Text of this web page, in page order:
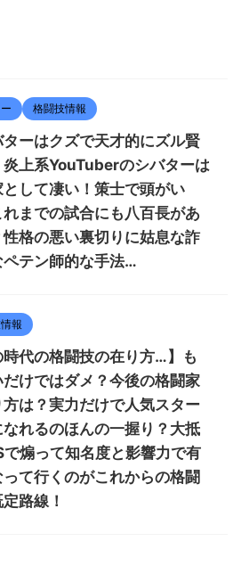
格闘技情報
ターはクズで天才的にズル賢
炎上系YouTuberのシバターは
して凄い！策士で頭がい
れまでの試合にも八百長があ
性格の悪い裏切りに姑息な詐
ペテン師的な手法…
報
時代の格闘技の在り方…】も
だけではダメ？今後の格闘家
は？実力だけで人気スター
れるのほんの一握り？大抵
で煽って知名度と影響力で有
て行くのがこれからの格闘
路線！